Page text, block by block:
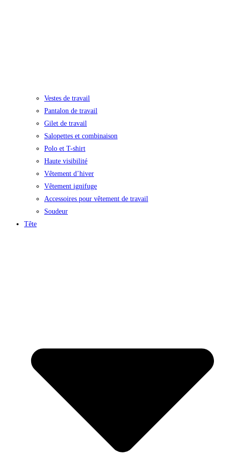
Vestes de travail
Pantalon de travail
Gilet de travail
Salopettes et combinaison
Polo et T-shirt
Haute visibilité
Vêtement d’hiver
Vêtement ignifuge
Accessoires pour vêtement de travail
Soudeur
Tête